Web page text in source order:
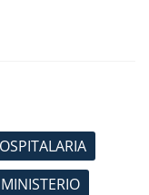
MINISTERIO